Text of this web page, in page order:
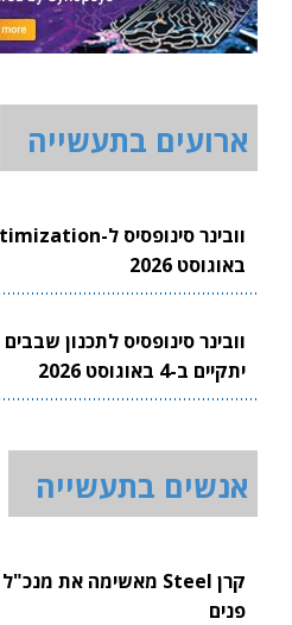
ארועים בתעשייה
באוגוסט 2026
יתקיים ב-4 באוגוסט 2026
אנשים בתעשייה
פנים